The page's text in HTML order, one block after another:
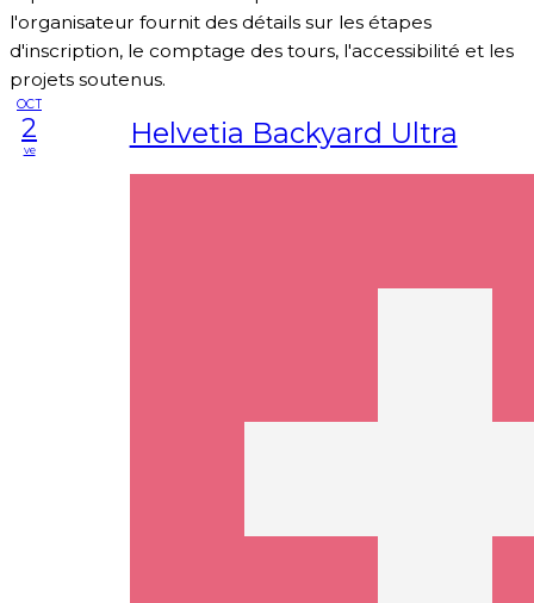
l'organisateur fournit des détails sur les étapes
d'inscription, le comptage des tours, l'accessibilité et les
projets soutenus.
OCT
2
ve Helvetia Backyard Ultra